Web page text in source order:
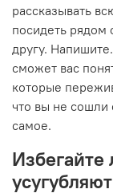
рассказывать
посидеть рядом
другу.
сможет вас
которые
что вы не сошли
самое.
Избегайте